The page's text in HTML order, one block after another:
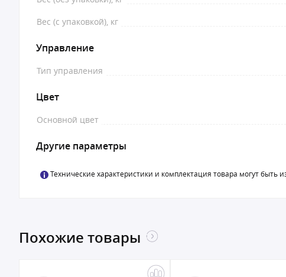
Вес (с упаковкой), кг
Управление
Тип управления
Цвет
Основной цвет
Другие параметры
Технические характеристики и комплектация товара могут быть
Похожие товары